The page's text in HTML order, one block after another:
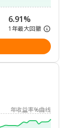
6.91%
1年最大回撤
年收益率%曲线